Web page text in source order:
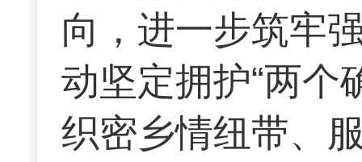
向，进一步筑牢
动坚定拥护“两个
织密乡情纽带、